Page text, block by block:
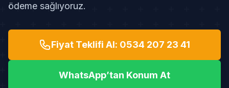
ödeme sağlıyoruz.
Fiyat Teklifi Al: 0534 207 23 41
WhatsApp’tan Konum At